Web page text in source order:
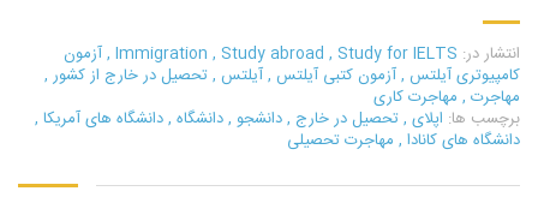
انتشار در: Immigration , Study abroad , Study for IELTS
,آزمون
کامپیوتری آیلتس ,آزمون کتبی آیلتس ,آیلتس , تحصیل در خارج از کشور ,
مهاجرت , مهاجرت کاری
برچسب ها: اپلای , تحصیل در خارج ,دانشجو ,دانشگاه ,دانشگاه های آمریکا ,
دانشگاه های کانادا , مهاجرت تحصیلی